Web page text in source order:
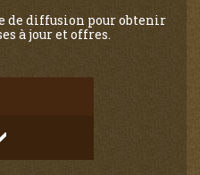
de diffusion pour obtenir
à jour et offres.